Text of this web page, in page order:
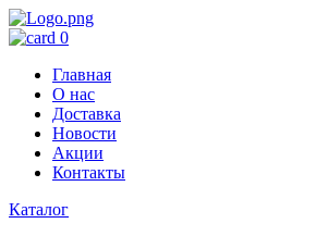
0
Главная
О нас
Доставка
Новости
Акции
Контакты
Каталог